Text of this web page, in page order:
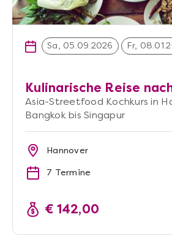
Sa, 05.09.2026 Fr,
Kulinarische Reise
Asia-Streetfood Kochkurs in
Bangkok bis Singapur
Hannover
7 Termine
€ 142,00